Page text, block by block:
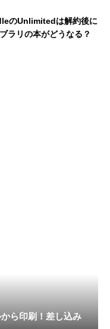
のUnlimitedは解約後に
ラリの本がどうなる？
ら印刷！差し込み